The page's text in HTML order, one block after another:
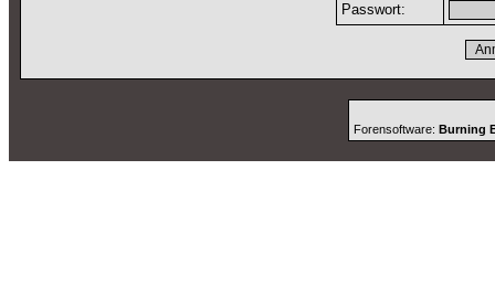
Passwort:
Forensoftware: Burning